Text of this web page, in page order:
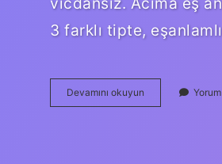
3 farklı tipte,
Devamını okuyun
Eş